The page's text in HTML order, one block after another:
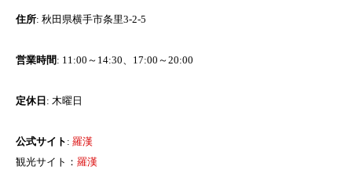
住所: 秋田県横手市条里3-2-5
営業時間: 11:00～14:30、17:00～20:00
定休日: 木曜日
公式サイト : 羅漢
観光サイト： 羅漢